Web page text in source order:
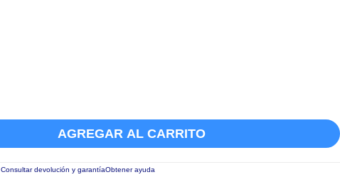
AGREGAR AL CARRITO
Consultar devolución y garantíaObtener ayuda